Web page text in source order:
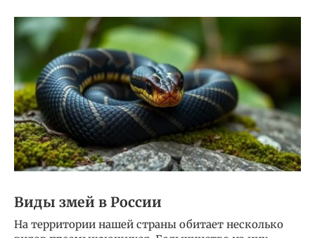
Виды змей в России
На территории нашей страны обитает несколько